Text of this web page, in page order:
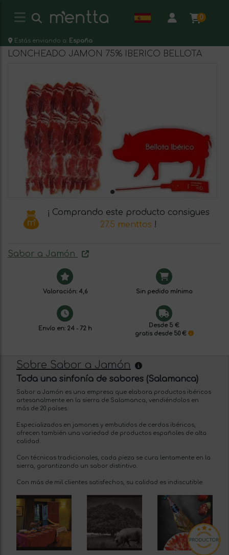
0
Estás enviando a: España
LONCHEADO JAMON 75% IBERICO BELLOTA
¡ Comprando este producto consigues
27.5 menttos !
Sabor a Jamón
Valoración: 4,6 Sin pedido mínimo
Envío en: 24 - 72 h
Desde 5 €
gratis desde 50 €
Sobre Sabor a Jamón
Toda una sinfonía de sabores (Salamanca)
Sabor a Jamón es una empresa que elabora productos ibéricos
artesanalmente en la sierra de Salamanca, vendiéndolos en
más de 20 países.
Especializados en jamones y embutidos de cerdos ibéricos,
ofrecen también una variedad de productos españoles de alta
calidad.
Con técnicas tradicionales, cada pieza se cura lentamente en la
sierra, garantizando un sabor distintivo.
Con más de mil clientes satisfechos, su calidad es indiscutible.